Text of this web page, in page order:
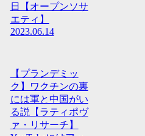
日【オープンソサ
エティ】
2023.06.14
【プランデミッ
ク】ワクチンの裏
には軍と中国がい
る説【ラティポヴ
ァ・リサーチ】